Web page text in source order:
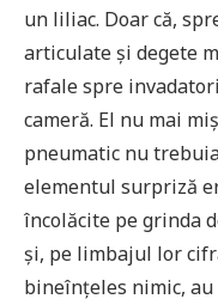
un liliac. Doar că,
articulate și degete
rafale spre
cameră. El nu mai
pneumatic nu
elementul surpriză
încolăcite pe grinda
și, pe limbajul lor
bineînțeles nimic,